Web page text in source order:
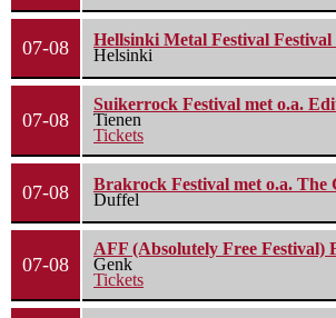
07-08
Hellsinki Metal Festival
Helsinki
07-08
Suikerrock Festival met o.a.
Tienen
Tickets
07-08
Brakrock Festival met o.a. The
Duffel
07-08
AFF (Absolutely Free Festival)
Genk
Tickets